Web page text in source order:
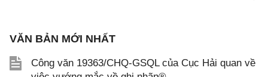
VĂN BẢN MỚI NHẤT
Công văn 19363/CHQ-GSQL của Cục Hải quan về